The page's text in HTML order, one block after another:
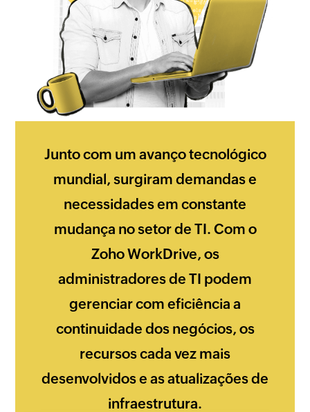
Junto com um avanço tecnológico
mundial, surgiram demandas e
necessidades em constante
mudança no setor de TI. Com o
Zoho WorkDrive, os
administradores de TI podem
gerenciar com eficiência a
continuidade dos negócios, os
recursos cada vez mais
desenvolvidos e as atualizações de
infraestrutura.